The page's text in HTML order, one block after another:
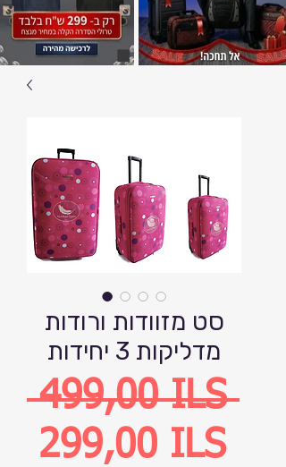
סט מזוודות ורודות
מדליקות 3 יחידות
499,00 ILS
299,00 ILS